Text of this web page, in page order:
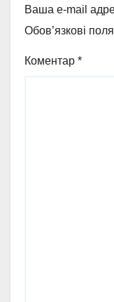
Ваша e-mail
Обов’язкові
Коментар *